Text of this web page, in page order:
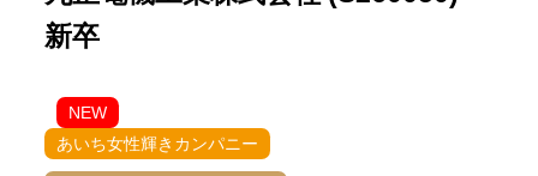
新卒
NEW
あいち女性輝きカンパニー